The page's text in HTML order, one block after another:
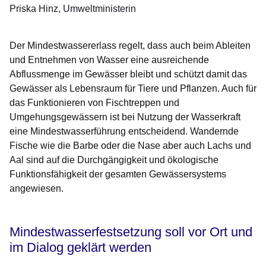
Priska Hinz Umweltministerin
Der Mindestwassererlass regelt, dass auch beim Ableiten
und Entnehmen von Wasser eine ausreichende
Abflussmenge im Gewässer bleibt und schützt damit das
Gewässer als Lebensraum für Tiere und Pflanzen. Auch für
das Funktionieren von Fischtreppen und
Umgehungsgewässern ist bei Nutzung der Wasserkraft
eine Mindestwasserführung entscheidend. Wandernde
Fische wie die Barbe oder die Nase aber auch Lachs und
Aal sind auf die Durchgängigkeit und ökologische
Funktionsfähigkeit der gesamten Gewässersystems
angewiesen.
Mindestwasserfestsetzung soll vor Ort und
im Dialog geklärt werden